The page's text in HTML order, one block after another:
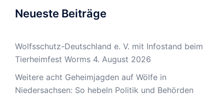
Neueste Beiträge
Wolfsschutz-Deutschland e. V. mit Infostand beim
Tierheimfest Worms 4. August 2026
Weitere acht Geheimjagden auf Wölfe in
Niedersachsen: So hebeln Politik und Behörden